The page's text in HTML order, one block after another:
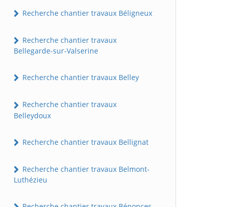
Recherche chantier travaux Béligneux
Recherche chantier travaux
Bellegarde-sur-Valserine
Recherche chantier travaux Belley
Recherche chantier travaux
Belleydoux
Recherche chantier travaux Bellignat
Recherche chantier travaux Belmont-
Luthézieu